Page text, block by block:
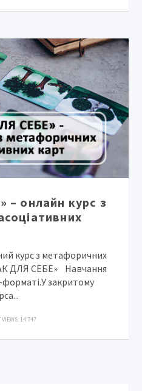
онлайн курс з
курс з метафоричних
ДЛЯ СЕБЕ»⠀Навчання
форматі.У закритому
VIEWS: 14 747